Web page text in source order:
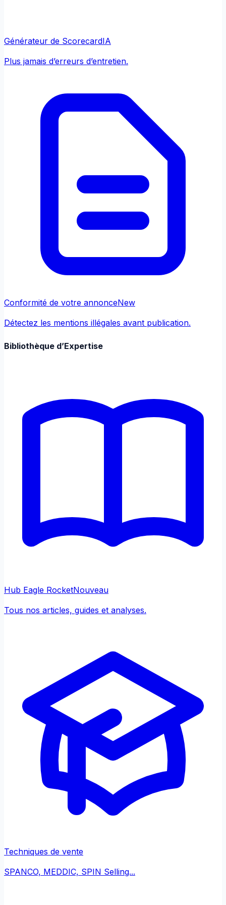
Générateur de ScorecardIA
Plus jamais d’erreurs d’entretien.
Conformité de votre annonceNew
Détectez les mentions illégales avant publication.
Bibliothèque d’Expertise
Hub Eagle RocketNouveau
Tous nos articles, guides et analyses.
Techniques de vente
SPANCO, MEDDIC, SPIN Selling...